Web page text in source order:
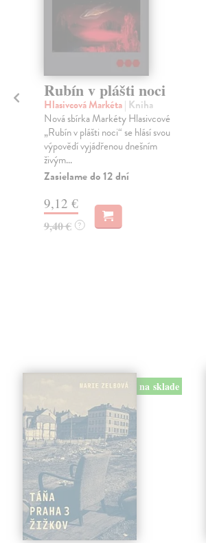
Rubín v plášti noci
Hlasivcová Markéta| Kniha
Nová sbírka Markéty Hlasivcové
„Rubín v plášti noci“ se hlásí svou
výpovědí vyjádřenou dnešním
živým...
Zasielame do 12 dní
9,12 €
9,40 € ?
na sklade